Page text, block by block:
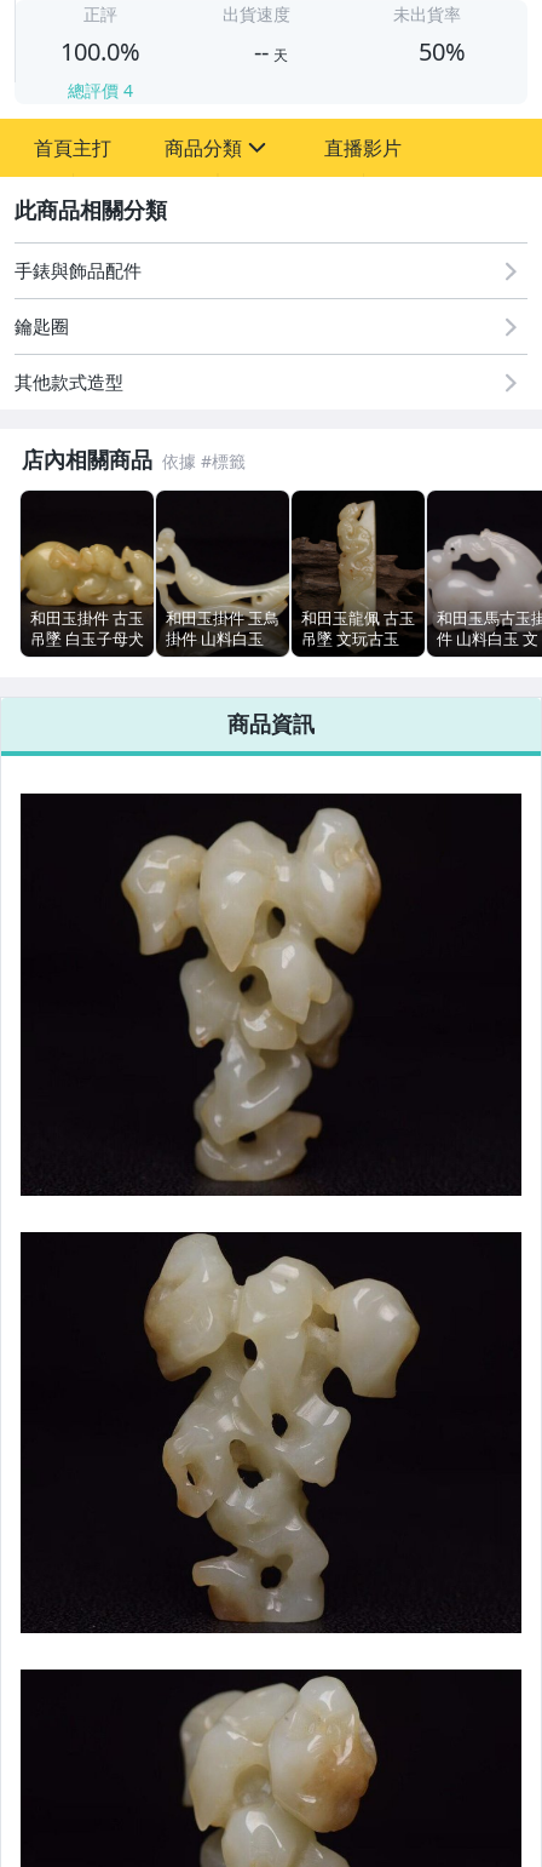
正評
100.0%
總評價 4
出貨速度
-- 天
未出貨率
50%
首頁主打 商品分類
圖書/影音/文具
古董、藝術與礦石
偶像、球員卡與郵幣
直播影片
手錶與飾品配件
鑰匙圈
其他款式造型
店內相關商品
和田玉掛件 古玉
吊墜 白玉子母犬
文玩山料 7.9cm
和田玉掛件 玉鳥
掛件 山料白玉
文玩古玉 44g
和田玉龍佩 古玉
吊墜 文玩古玉
山料白玉 掛件
和田玉馬古玉
件 山料白玉 文
玩玉石 5.1cm
商品資訊